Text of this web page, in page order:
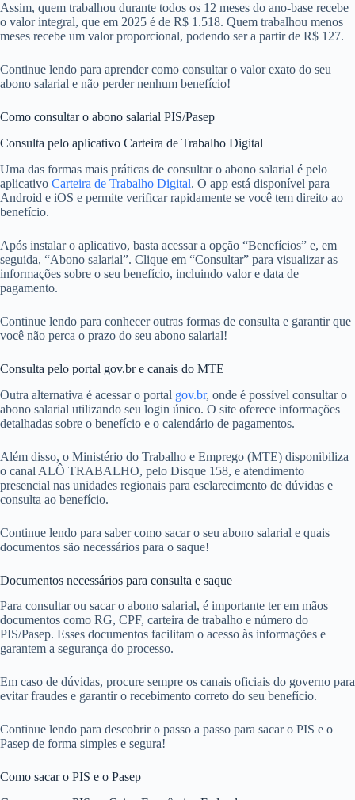
Assim, quem trabalhou durante todos os 12 meses do ano-base recebe
o valor integral, que em 2025 é de R$ 1.518. Quem trabalhou menos
meses recebe um valor proporcional, podendo ser a partir de R$ 127.
Continue lendo para aprender como consultar o valor exato do seu
abono salarial e não perder nenhum benefício!
Como consultar o abono salarial PIS/Pasep
Consulta pelo aplicativo Carteira de Trabalho Digital
Uma das formas mais práticas de consultar o abono salarial é pelo
aplicativo Carteira de Trabalho Digital. O app está disponível para
Android e iOS e permite verificar rapidamente se você tem direito ao
benefício.
Após instalar o aplicativo, basta acessar a opção “Benefícios” e, em
seguida, “Abono salarial”. Clique em “Consultar” para visualizar as
informações sobre o seu benefício, incluindo valor e data de
pagamento.
Continue lendo para conhecer outras formas de consulta e garantir que
você não perca o prazo do seu abono salarial!
Consulta pelo portal gov.br e canais do MTE
Outra alternativa é acessar o portal gov.br, onde é possível consultar o
abono salarial utilizando seu login único. O site oferece informações
detalhadas sobre o benefício e o calendário de pagamentos.
Além disso, o Ministério do Trabalho e Emprego (MTE) disponibiliza
o canal ALÔ TRABALHO, pelo Disque 158, e atendimento
presencial nas unidades regionais para esclarecimento de dúvidas e
consulta ao benefício.
Continue lendo para saber como sacar o seu abono salarial e quais
documentos são necessários para o saque!
Documentos necessários para consulta e saque
Para consultar ou sacar o abono salarial, é importante ter em mãos
documentos como RG, CPF, carteira de trabalho e número do
PIS/Pasep. Esses documentos facilitam o acesso às informações e
garantem a segurança do processo.
Em caso de dúvidas, procure sempre os canais oficiais do governo para
evitar fraudes e garantir o recebimento correto do seu benefício.
Continue lendo para descobrir o passo a passo para sacar o PIS e o
Pasep de forma simples e segura!
Como sacar o PIS e o Pasep